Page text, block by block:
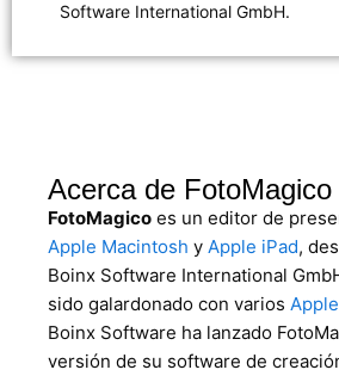
Software International GmbH.
Acerca de FotoMagico
FotoMagico es un editor de
Apple Macintosh y Apple iPad,
Boinx Software International
sido galardonado con varios
Boinx Software ha lanzado
versión de su software de